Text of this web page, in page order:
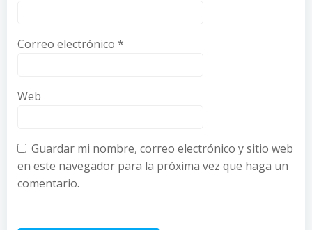
Correo electrónico *
Web
Guardar mi nombre, correo electrónico y sitio web
en este navegador para la próxima vez que haga un
comentario.